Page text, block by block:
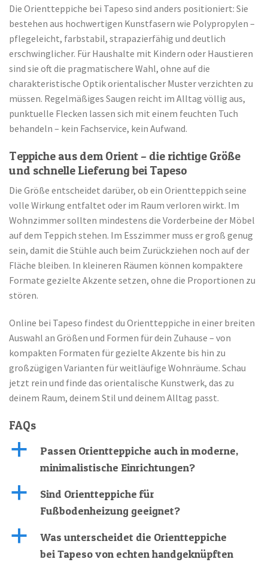
Die Orientteppiche bei Tapeso sind anders positioniert: Sie
bestehen aus hochwertigen Kunstfasern wie Polypropylen –
pflegeleicht, farbstabil, strapazierfähig und deutlich
erschwinglicher. Für Haushalte mit Kindern oder Haustieren
sind sie oft die pragmatischere Wahl, ohne auf die
charakteristische Optik orientalischer Muster verzichten zu
müssen. Regelmäßiges Saugen reicht im Alltag völlig aus,
punktuelle Flecken lassen sich mit einem feuchten Tuch
behandeln – kein Fachservice, kein Aufwand.
Teppiche aus dem Orient – die richtige Größe
und schnelle Lieferung bei Tapeso
Die Größe entscheidet darüber, ob ein Orientteppich seine
volle Wirkung entfaltet oder im Raum verloren wirkt. Im
Wohnzimmer sollten mindestens die Vorderbeine der Möbel
auf dem Teppich stehen. Im Esszimmer muss er groß genug
sein, damit die Stühle auch beim Zurückziehen noch auf der
Fläche bleiben. In kleineren Räumen können kompaktere
Formate gezielte Akzente setzen, ohne die Proportionen zu
stören.
Online bei Tapeso findest du Orientteppiche in einer breiten
Auswahl an Größen und Formen für dein Zuhause – von
kompakten Formaten für gezielte Akzente bis hin zu
großzügigen Varianten für weitläufige Wohnräume. Schau
jetzt rein und finde das orientalische Kunstwerk, das zu
deinem Raum, deinem Stil und deinem Alltag passt.
FAQs
a
Passen Orientteppiche auch in moderne,
minimalistische Einrichtungen?
a
Sind Orientteppiche für
Fußbodenheizung geeignet?
a
Was unterscheidet die Orientteppiche
bei Tapeso von echten handgeknüpften